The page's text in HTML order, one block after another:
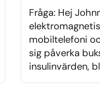
Fråga: Hej
mobiltelefoni
sig påverka
insulinvärden,